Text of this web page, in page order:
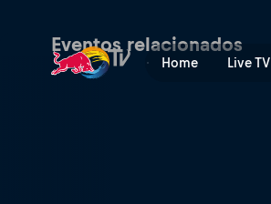
Home Live TV
Eventos relacionados